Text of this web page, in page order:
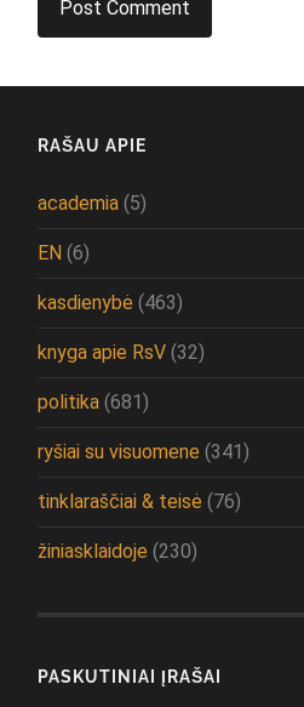
RAŠAU APIE
academia (5)
EN (6)
kasdienybė (463)
knyga apie RsV (32)
politika (681)
ryšiai su visuomene (341)
tinklaraščiai & teisė (76)
žiniasklaidoje (230)
PASKUTINIAI ĮRAŠAI